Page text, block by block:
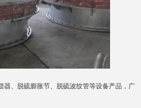
器、脱硫膨胀节、脱硫波纹管等设备产品，广